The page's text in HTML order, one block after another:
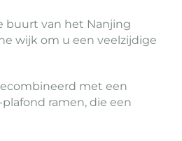
buurt van het Nanjing
wijk om u een veelzijdige
met een
ramen, die een